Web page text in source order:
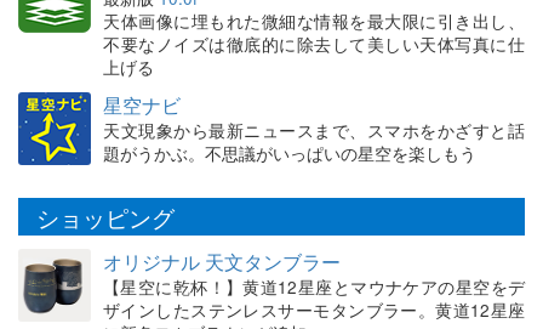
天体画像に埋もれた微細な情報を最大限に引き出し、
不要なノイズは徹底的に除去して美しい天体写真に仕
上げる
星空ナビ
天文現象から最新ニュースまで、スマホをかざすと話
題がうかぶ。不思議がいっぱいの星空を楽しもう
ショッピング
オリジナル 天文タンブラー
【星空に乾杯！】黄道12星座とマウナケアの星空をデ
ザインしたステンレスサーモタンブラー。黄道12星座